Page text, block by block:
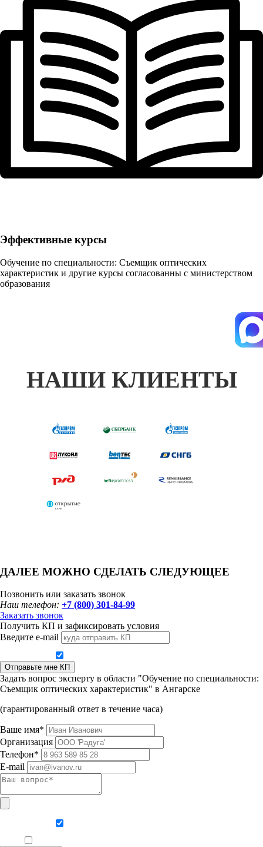
Эффективные курсы
Обучение по специальности: Съемщик оптических
характеристик и другие курсы согласованны с министерством
образования
НАШИ КЛИЕНТЫ
ДАЛЕЕ МОЖНО СДЕЛАТЬ СЛЕДУЮЩЕЕ
Позвонить или заказать звонок
Наш телефон: +7 (800) 301-84-99
Заказать звонок
Получить КП и зафиксировать условия
Введите e-mail
Отправьте мне КП
Задать вопрос эксперту в области "Обучение по специальности:
Съемщик оптических характеристик" в Ангарске
(гарантированный ответ в течение часа)
Ваше имя*
Организация
Телефон*
E-mail